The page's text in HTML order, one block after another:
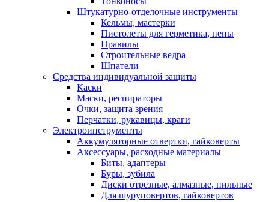
Штукатурно-отделочные инструменты
Кельмы, мастерки
Пистолеты для герметика, пены
Правилы
Строительные ведра
Шпатели
Средства индивидуальной защиты
Каски
Маски, респираторы
Очки, защита зрения
Перчатки, рукавицы, краги
Электроинструменты
Аккумуляторные отвертки, гайковерты
Аксессуары, расходные материалы
Биты, адаптеры
Буры, зубила
Диски отрезные, алмазные, пильные
Для шуруповертов, гайковертов